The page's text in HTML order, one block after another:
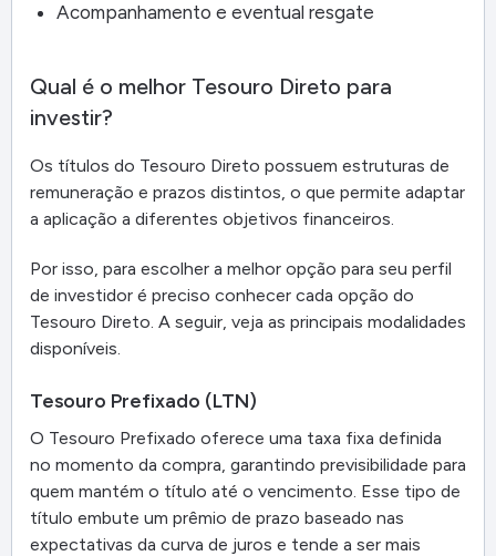
Acompanhamento e eventual resgate
Qual é o melhor Tesouro Direto para
investir?
Os títulos do Tesouro Direto possuem estruturas de
remuneração e prazos distintos, o que permite adaptar
a aplicação a diferentes objetivos financeiros.
Por isso, para escolher a melhor opção para seu perfil
de investidor é preciso conhecer cada opção do
Tesouro Direto. A seguir, veja as principais modalidades
disponíveis.
Tesouro Prefixado (LTN)
O Tesouro Prefixado oferece uma taxa fixa definida
no momento da compra, garantindo previsibilidade para
quem mantém o título até o vencimento. Esse tipo de
título embute um prêmio de prazo baseado nas
expectativas da curva de juros e tende a ser mais